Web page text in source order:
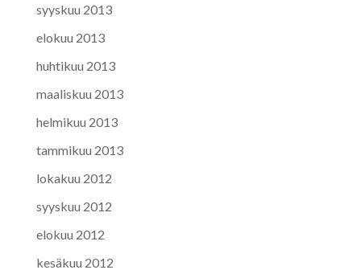
syyskuu 2013
elokuu 2013
huhtikuu 2013
maaliskuu 2013
helmikuu 2013
tammikuu 2013
lokakuu 2012
syyskuu 2012
elokuu 2012
kesäkuu 2012